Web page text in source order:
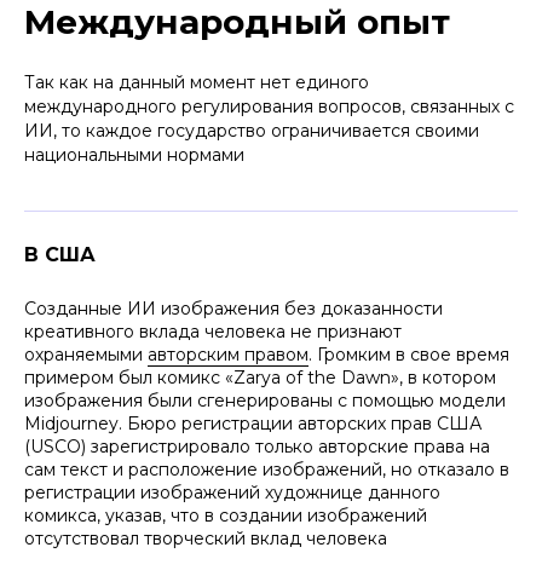
Международный опыт
Так как на данный момент нет единого
международного регулирования вопросов, связанных с
ИИ, то каждое государство ограничивается своими
национальными нормами
В США
Созданные ИИ изображения без доказанности
креативного вклада человека не признают
охраняемыми авторским правом. Громким в свое время
примером был комикс «Zarya of the Dawn», в котором
изображения были сгенерированы с помощью модели
Midjourney. Бюро регистрации авторских прав США
(USCO) зарегистрировало только авторские права на
сам текст и расположение изображений, но отказало в
регистрации изображений художнице данного
комикса, указав, что в создании изображений
отсутствовал творческий вклад человека